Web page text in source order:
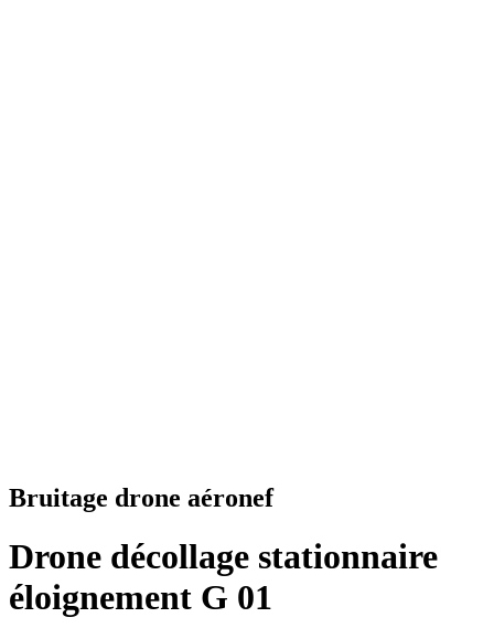
Bruitage drone aéronef
Drone décollage stationnaire
éloignement G 01